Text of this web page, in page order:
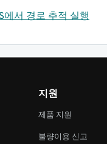
에서 경로 추적 실행
지원
제품 지원
불량이용 신고